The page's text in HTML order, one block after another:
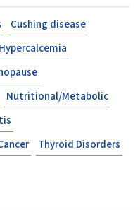
Cushing disease
Hypercalcemia
Nutritional/Metabolic
Thyroid Disorders